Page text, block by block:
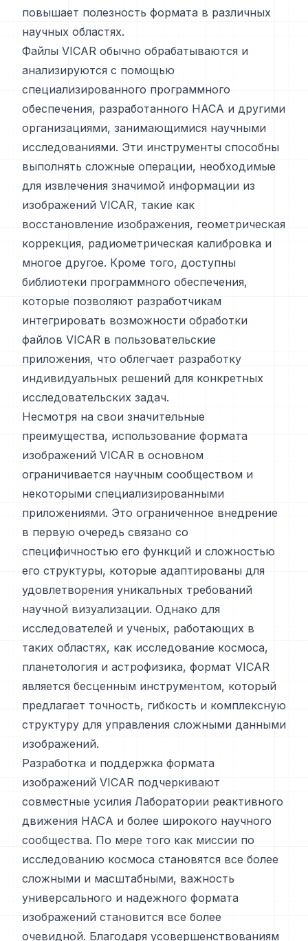
повышает полезность формата в различных
научных областях.
Файлы VICAR обычно обрабатываются и
анализируются с помощью
специализированного программного
обеспечения, разработанного НАСА и другими
организациями, занимающимися научными
исследованиями. Эти инструменты способны
выполнять сложные операции, необходимые
для извлечения значимой информации из
изображений VICAR, такие как
восстановление изображения, геометрическая
коррекция, радиометрическая калибровка и
многое другое. Кроме того, доступны
библиотеки программного обеспечения,
которые позволяют разработчикам
интегрировать возможности обработки
файлов VICAR в пользовательские
приложения, что облегчает разработку
индивидуальных решений для конкретных
исследовательских задач.
Несмотря на свои значительные
преимущества, использование формата
изображений VICAR в основном
ограничивается научным сообществом и
некоторыми специализированными
приложениями. Это ограниченное внедрение
в первую очередь связано со
специфичностью его функций и сложностью
его структуры, которые адаптированы для
удовлетворения уникальных требований
научной визуализации. Однако для
исследователей и ученых, работающих в
таких областях, как исследование космоса,
планетология и астрофизика, формат VICAR
является бесценным инструментом, который
предлагает точность, гибкость и комплексную
структуру для управления сложными данными
изображений.
Разработка и поддержка формата
изображений VICAR подчеркивают
совместные усилия Лаборатории реактивного
движения НАСА и более широкого научного
сообщества. По мере того как миссии по
исследованию космоса становятся все более
сложными и масштабными, важность
универсального и надежного формата
изображений становится все более
очевидной. Благодаря усовершенствованиям